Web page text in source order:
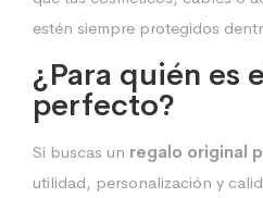
estén siempre protegidos
¿Para quién es
perfecto?
Si buscas un regalo original
utilidad, personalización y